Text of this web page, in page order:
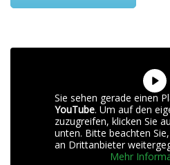
Sie sehen gerade einen
YouTube. Um auf den
zuzugreifen, klicken Sie
unten. Bitte beachten
an Drittanbieter
Mehr